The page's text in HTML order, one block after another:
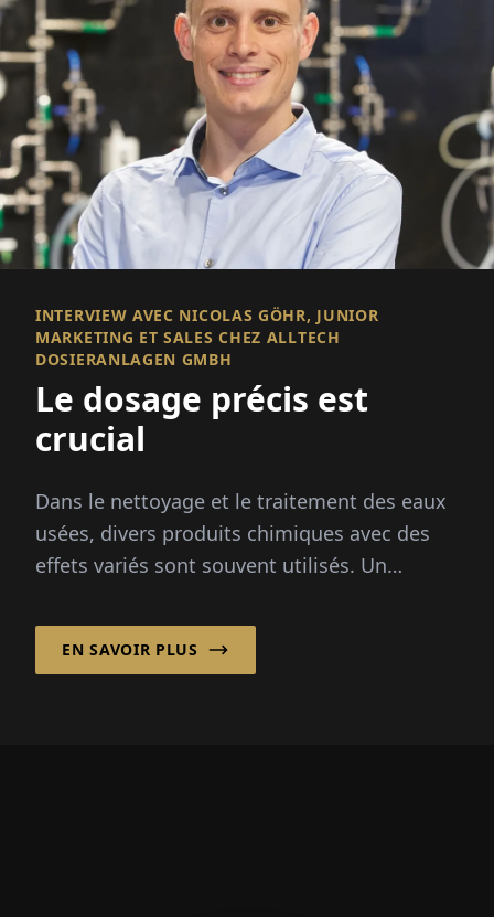
INTERVIEW AVEC NICOLAS GÖHR, JUNIOR
MARKETING ET SALES CHEZ ALLTECH
DOSIERANLAGEN GMBH
Le dosage précis est
crucial
Dans le nettoyage et le traitement des eaux
usées, divers produits chimiques avec des
effets variés sont souvent utilisés. Un
EN SAVOIR PLUS